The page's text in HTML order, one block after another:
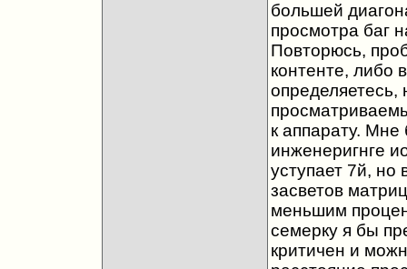
большей
просмотра баг
Повторюсь,
контенте, либо
определяетесь,
к аппарату.
инженеригнге
уступает 7й,
засветов
меньшим
семерку я бы
критичен и